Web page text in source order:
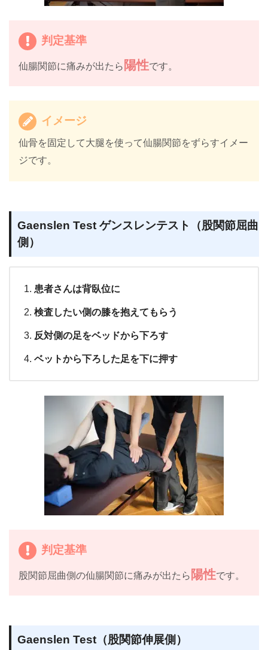
判定基準
仙腸関節に痛みが出たら 陽性です。
イメージ
仙骨を固定して大腿を使って仙腸関節をずらすイメー
ジです。
Gaenslen Test ゲンスレンテスト（股関節屈曲
側）
患者さんは背臥位に
検査したい側の膝を抱えてもらう
反対側の足をベッドから下ろす
ベットから下ろした足を下に押す
判定基準
股関節屈曲側の仙腸関節に痛みが出たら 陽性です。
Gaenslen Test（股関節伸展側）